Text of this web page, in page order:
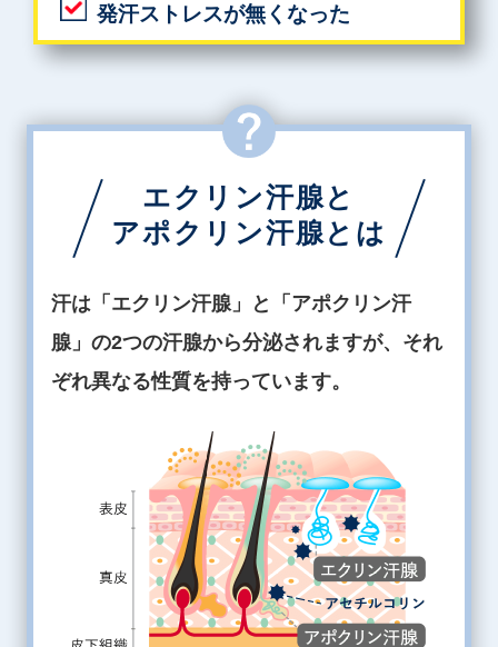
発汗ストレスが無くなった
エクリン汗腺と
アポクリン汗腺とは
汗は「エクリン汗腺」と「アポクリン汗
腺」の2つの汗腺から分泌されますが、それ
ぞれ異なる性質を持っています。